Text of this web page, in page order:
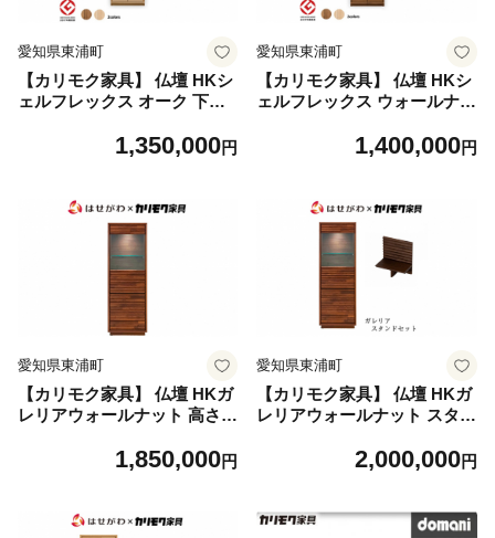
愛知県東浦町
【カリモク家具】 仏壇 HKシ
ェルフレックス オーク 下台
モダン ミニ コンパクト 天然
1,350,000円
愛知県東浦町
【カリモク家具】 仏壇 HKシ
ェルフレックス ウォールナッ
オシャレ モダン ミニ コンパ
1,400,000円
愛知県東浦町
【カリモク家具】 仏壇 HKガ
レリアウォールナット 高さ1
コンパクト 国産 愛知
1,850,000円
愛知県東浦町
【カリモク家具】 仏壇 HKガ
レリアウォールナット スタン
レ モダン ミニ コンパクト 国
2,000,000円